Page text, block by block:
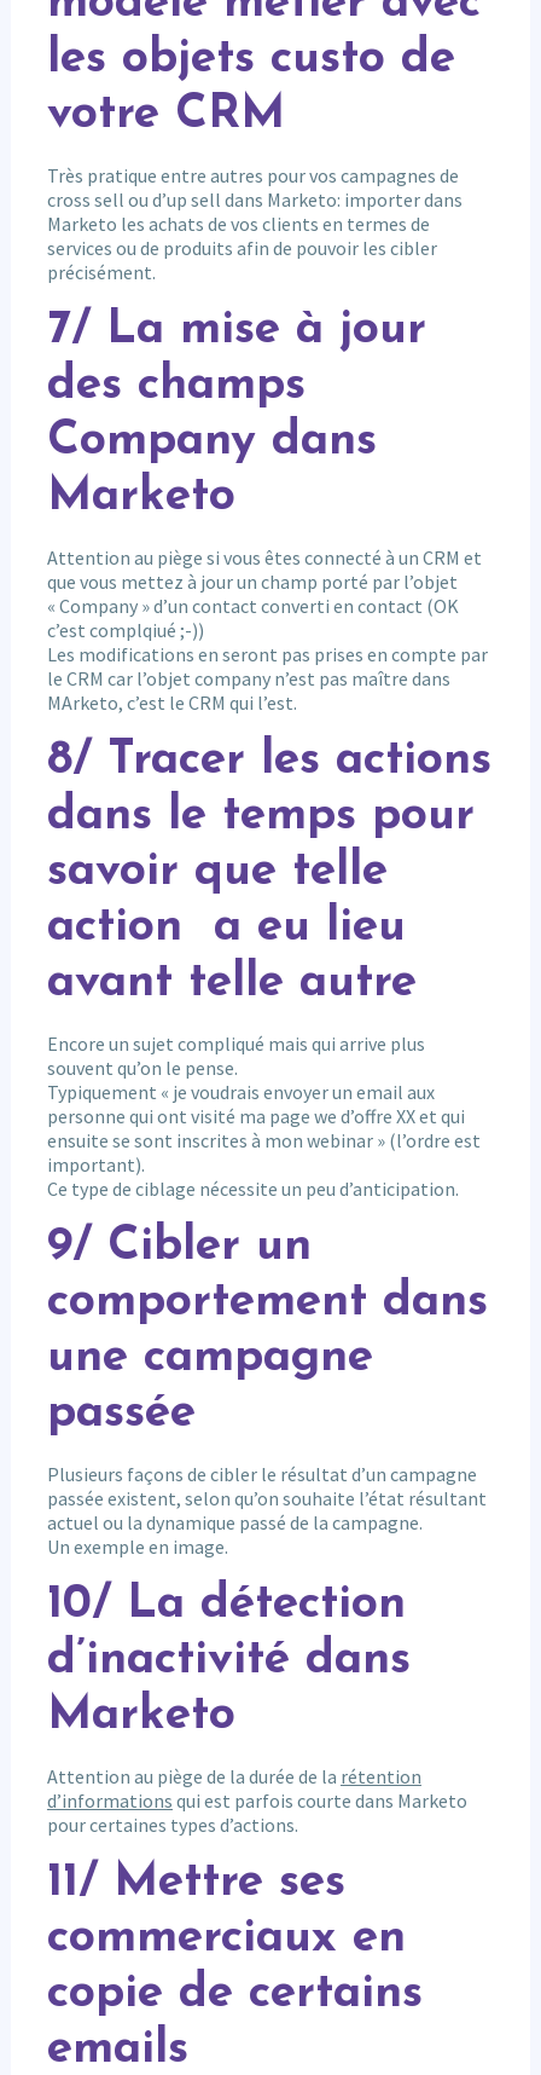
les objets custo de
votre CRM
Très pratique entre autres pour vos campagnes de
cross sell ou d’up sell dans Marketo: importer dans
Marketo les achats de vos clients en termes de
services ou de produits afin de pouvoir les cibler
précisément.
7/ La mise à jour
des champs
Company dans
Marketo
Attention au piège si vous êtes connecté à un CRM et
que vous mettez à jour un champ porté par l’objet
« Company » d’un contact converti en contact (OK
c’est complqiué ;-))
Les modifications en seront pas prises en compte par
le CRM car l’objet company n’est pas maître dans
MArketo, c’est le CRM qui l’est.
8/ Tracer les actions
dans le temps pour
savoir que telle
action a eu lieu
avant telle autre
Encore un sujet compliqué mais qui arrive plus
souvent qu’on le pense.
Typiquement « je voudrais envoyer un email aux
personne qui ont visité ma page we d’offre XX et qui
ensuite se sont inscrites à mon webinar » (l’ordre est
important).
Ce type de ciblage nécessite un peu d’anticipation.
9/ Cibler un
comportement dans
une campagne
passée
Plusieurs façons de cibler le résultat d’un campagne
passée existent, selon qu’on souhaite l’état résultant
actuel ou la dynamique passé de la campagne.
Un exemple en image.
10/ La détection
d’inactivité dans
Marketo
Attention au piège de la durée de la rétention
d’informations qui est parfois courte dans Marketo
pour certaines types d’actions.
11/ Mettre ses
commerciaux en
copie de certains
emails